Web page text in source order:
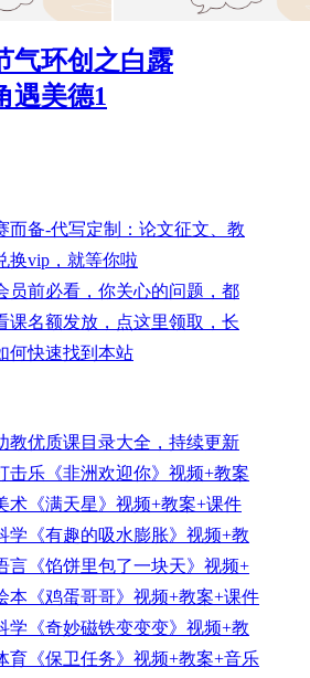
气环创之白露
遇美德1
而备-代写定制：论文征文、教
换vip，就等你啦
员前必看，你关心的问题，都
课名额发放，点这里领取，长
何快速找到本站
教优质课目录大全，持续更新
击乐《非洲欢迎你》视频+教案
术《满天星》视频+教案+课件
学《有趣的吸水膨胀》视频+教
言《馅饼里包了一块天》视频+
本《鸡蛋哥哥》视频+教案+课件
学《奇妙磁铁变变变》视频+教
育《保卫任务》视频+教案+音乐